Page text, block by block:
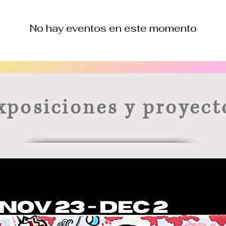
No hay eventos en este momento
y